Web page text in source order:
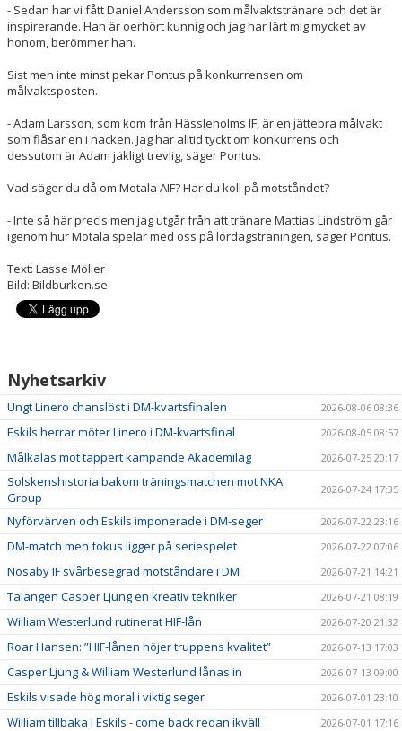
- Sedan har vi fått Daniel Andersson som målvaktstränare och det är
inspirerande. Han är oerhört kunnig och jag har lärt mig mycket av
honom, berömmer han.
Sist men inte minst pekar Pontus på konkurrensen om
målvaktsposten.
- Adam Larsson, som kom från Hässleholms IF, är en jättebra målvakt
som flåsar en i nacken. Jag har alltid tyckt om konkurrens och
dessutom är Adam jäkligt trevlig, säger Pontus.
Vad säger du då om Motala AIF? Har du koll på motståndet?
- Inte så här precis men jag utgår från att tränare Mattias Lindström går
igenom hur Motala spelar med oss på lördagsträningen, säger Pontus.
Text: Lasse Möller
Bild: Bildburken.se
Nyhetsarkiv
Ungt Linero chanslöst i DM-kvartsfinalen 2026-08-06 08:36
Eskils herrar möter Linero i DM-kvartsfinal 2026-08-05 08:57
Målkalas mot tappert kämpande Akademilag 2026-07-25 20:17
Solskenshistoria bakom träningsmatchen mot NKA
Group
2026-07-24 17:35
Nyförvärven och Eskils imponerade i DM-seger 2026-07-22 23:16
DM-match men fokus ligger på seriespelet 2026-07-22 07:06
Nosaby IF svårbesegrad motståndare i DM 2026-07-21 14:21
Talangen Casper Ljung en kreativ tekniker 2026-07-21 08:19
William Westerlund rutinerat HIF-lån 2026-07-20 21:32
Roar Hansen: ”HIF-lånen höjer truppens kvalitet” 2026-07-13 17:03
Casper Ljung & William Westerlund lånas in 2026-07-13 09:00
Eskils visade hög moral i viktig seger 2026-07-01 23:10
William tillbaka i Eskils - come back redan ikväll 2026-07-01 17:16